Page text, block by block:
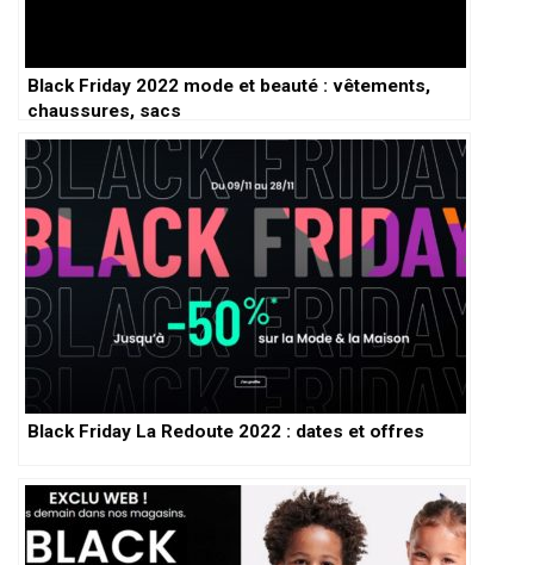
Black Friday 2022 mode et beauté : vêtements,
chaussures, sacs
Black Friday La Redoute 2022 : dates et offres